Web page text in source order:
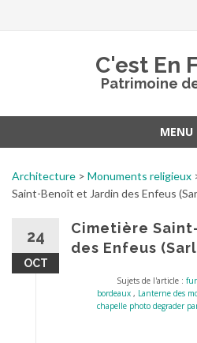
C'est En
Patrimoine
MENU
contenu
Architecture > Monuments religieux
Saint-Benoît et Jardin des Enfeus
24
OCT
Cimetière
des Enfeus
Sujets de l'article :
bordeaux , Lanterne des
chapelle photo degrader